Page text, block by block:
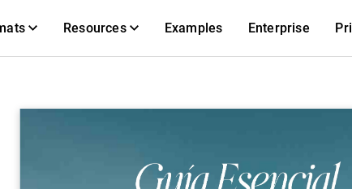
Resources Examples Enterprise